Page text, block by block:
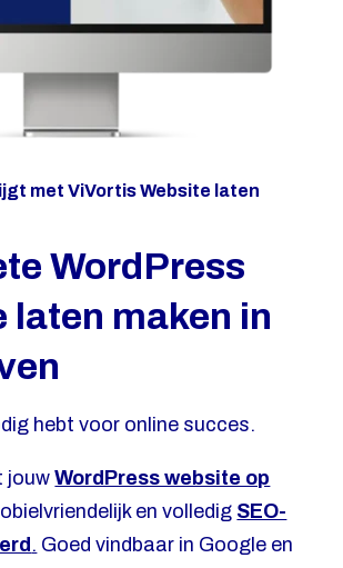
met ViVortis Website laten
WordPress
laten maken in
hebt voor online succes.
jouwWordPress website op
en volledig SEO-
. Goed vindbaar in Google en